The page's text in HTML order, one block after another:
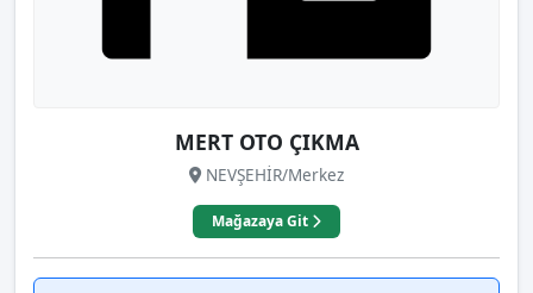
MERT OTO ÇIKMA
NEVŞEHİR/Merkez
Mağazaya Git